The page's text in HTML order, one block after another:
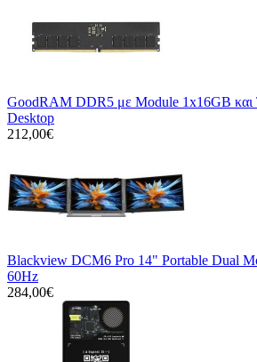
GoodRAM DDR5 με Module 1x16GB και
Desktop
212,00€
Blackview DCM6 Pro 14" Portable Dual
60Hz
284,00€